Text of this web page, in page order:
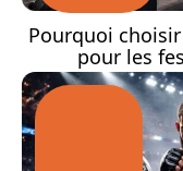
Pourquoi
pour les